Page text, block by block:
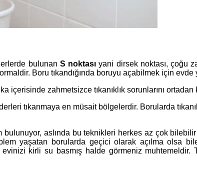
bulunan S noktası yani dirsek noktası, çoğu
Boru tıkandığında boruyu açabilmek için evde
içerisinde zahmetsizce tıkanıklık sorunlarını ortadan
tıkanmaya en müsait bölgelerdir. Borularda
bulunuyor, aslında bu teknikleri herkes az çok
yaşatan borularda geçici olarak açılma olsa
kirli su basmış halde görmeniz muhtemeldir.